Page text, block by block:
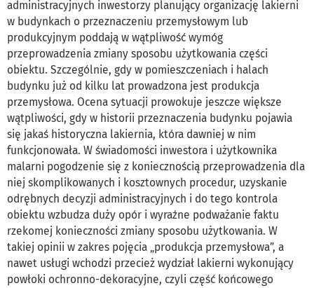
administracyjnych inwestorzy planujący organizację lakierni
w budynkach o przeznaczeniu przemysłowym lub
produkcyjnym poddają w wątpliwość wymóg
przeprowadzenia zmiany sposobu użytkowania części
obiektu. Szczególnie, gdy w pomieszczeniach i halach
budynku już od kilku lat prowadzona jest produkcja
przemysłowa. Ocena sytuacji prowokuje jeszcze większe
wątpliwości, gdy w historii przeznaczenia budynku pojawia
się jakaś historyczna lakiernia, która dawniej w nim
funkcjonowała. W świadomości inwestora i użytkownika
malarni pogodzenie się z koniecznością przeprowadzenia dla
niej skomplikowanych i kosztownych procedur, uzyskanie
odrębnych decyzji administracyjnych i do tego kontrola
obiektu wzbudza duży opór i wyraźne podważanie faktu
rzekomej konieczności zmiany sposobu użytkowania. W
takiej opinii w zakres pojęcia „produkcja przemysłowa”, a
nawet usługi wchodzi przecież wydział lakierni wykonujący
powłoki ochronno-dekoracyjne, czyli część końcowego